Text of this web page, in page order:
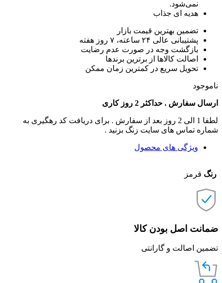
نمی‌شود.
هدیه ای جذاب
تضمین بهترین قیمت بازار
پشتیبانی عالی ۲۴ ساعته، ۷ روز هفته
بازگشت وجه در صورت عدم رضایت
اصالت کالاها از برترین برندها
تحویل سریع در کمترین زمان ممکن
ناموجود
ارسال سفارش . حداکثر 2 روز کاری
لطفا 1 الی 2 روز بعد از سفارش . برای دریافت کد رهگیری به
شماره تماس های سایت زنگ بزنید .
ویژگی های محصول
رنگ قرمز
ضمانت اصل بودن کالا
تضمین اصالت و گارانتی